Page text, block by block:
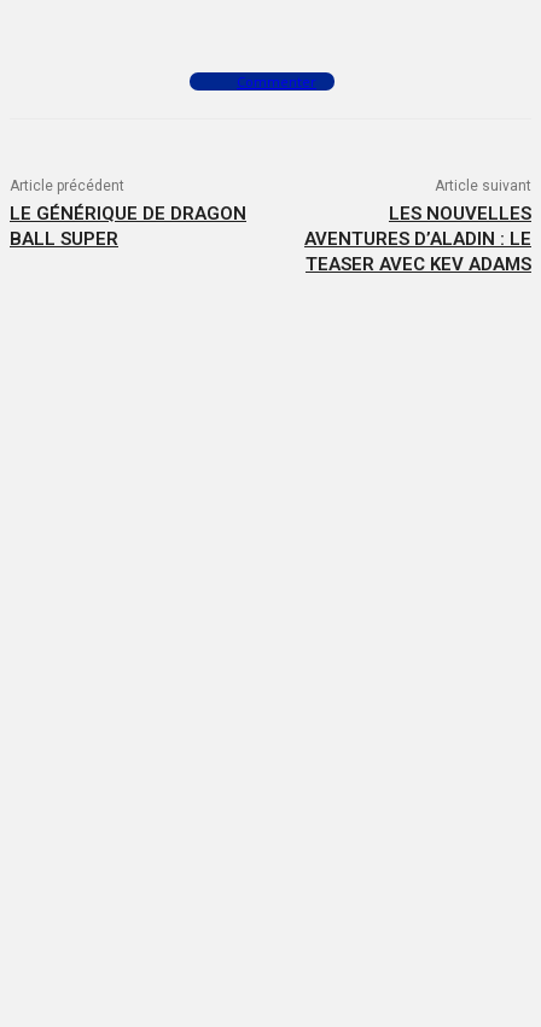
Commenter
Article précédent
LE GÉNÉRIQUE DE DRAGON
BALL SUPER
Article suivant
LES NOUVELLES
AVENTURES D’ALADIN : LE
TEASER AVEC KEV ADAMS